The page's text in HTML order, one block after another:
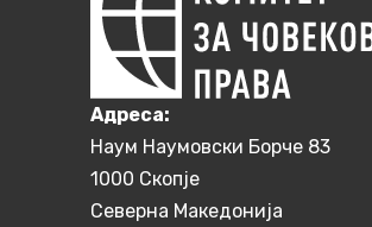
Aдреса:
Наум Наумовски Борче 83
1000 Скопје
Северна Македонија